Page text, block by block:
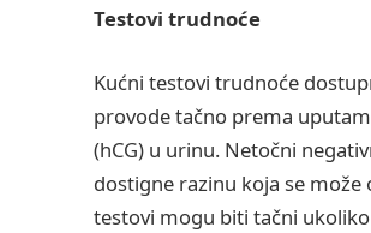
Testovi trudnoće
Kućni testovi trudnoće
provode tačno prema
(hCG) u urinu. Netočni
dostigne razinu koja se
testovi mogu biti tačni